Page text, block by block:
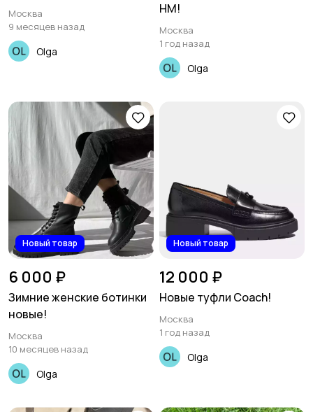
Москва
9 месяцев назад
Olga
HM!
Москва
1 год назад
Olga
Новый товар
6 000 ₽
Зимние женские ботинки
новые!
Москва
10 месяцев назад
Olga
Новый товар
12 000 ₽
Новые туфли Coach!
Москва
1 год назад
Olga